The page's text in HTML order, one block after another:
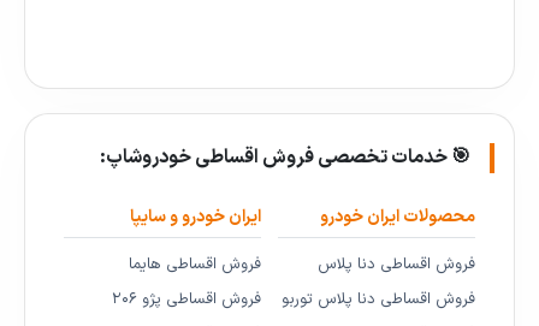
🎯 خدمات تخصصی فروش اقساطی خودروشاپ:
محصولات ایران خودرو
فروش اقساطی دنا پلاس
فروش اقساطی دنا پلاس توربو
ایران خودرو و سایپا
فروش اقساطی هایما
فروش اقساطی پژو ۲۰۶